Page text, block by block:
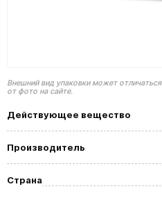
Внешний вид упаковки может отличаться
от фото на сайте.
Действующее вещество
Производитель
Страна